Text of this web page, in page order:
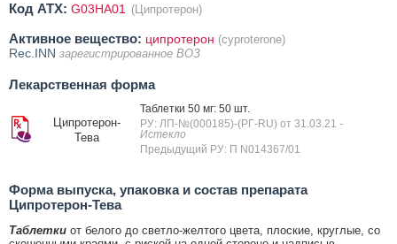
Код ATX: G03HA01 (Ципротерон)
Активное вещество: ципротерон (cyproterone)
Rec.INN зарегистрированное ВОЗ
Лекарственная форма
Ципротерон-
Тева
Таблетки 50 мг: 50 шт.
РУ: ЛП-№(000185)-(РГ-RU) от 31.03.21 -
Истекло
Предыдущий РУ: П N014367/01
Форма выпуска, упаковка и состав препарата
Ципротерон-Тева
Таблетки от белого до светло-желтого цвета, плоские, круглые, со